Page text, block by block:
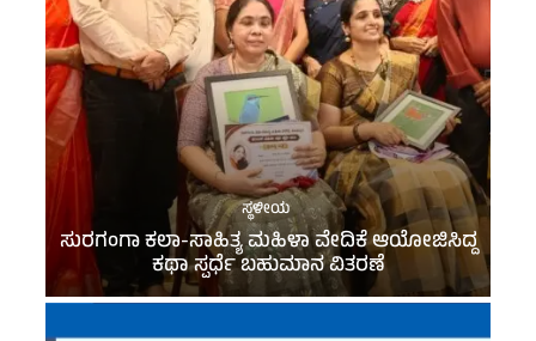
ಸ್ಥಳೀಯ
ಸುರಗಂಗಾ ಕಲಾ-ಸಾಹಿತ್ಯ ಮಹಿಳಾ ವೇದಿಕೆ ಆಯೋಜಿಸಿದ್ದ
ಕಥಾ ಸ್ಪರ್ಧೆ ಬಹುಮಾನ ವಿತರಣೆ